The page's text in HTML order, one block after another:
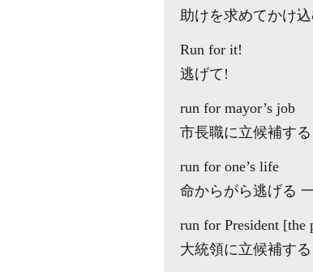
助けを求めてかけ
Run for it!
逃げて!
run for mayor’s job
市長職に立候補する
run for one’s life
命からがら逃げる
run for President [the
大統領に立候補す